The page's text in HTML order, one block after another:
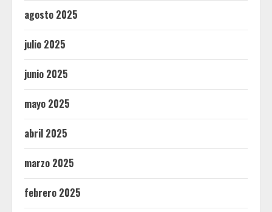
agosto 2025
julio 2025
junio 2025
mayo 2025
abril 2025
marzo 2025
febrero 2025